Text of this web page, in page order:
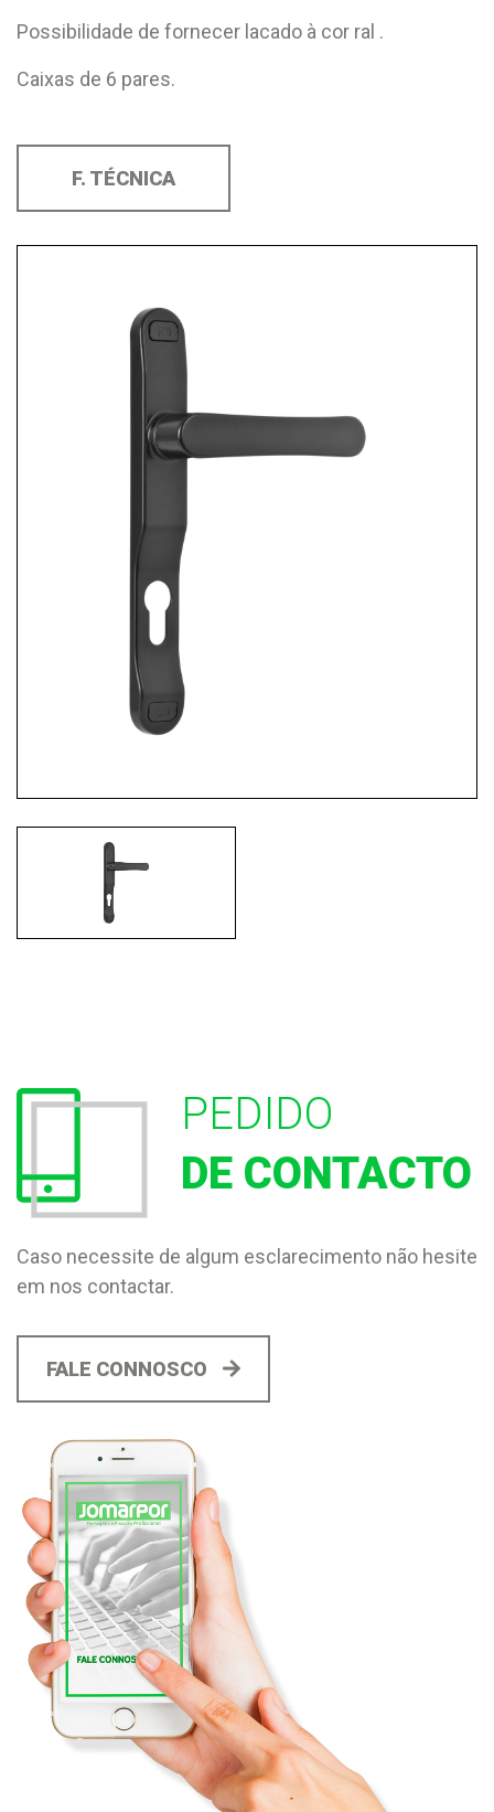
Possibilidade de fornecer lacado à cor ral .
Caixas de 6 pares.
F. TÉCNICA
PEDIDO
DE CONTACTO
Caso necessite de algum esclarecimento não hesite
em nos contactar.
FALE CONNOSCO